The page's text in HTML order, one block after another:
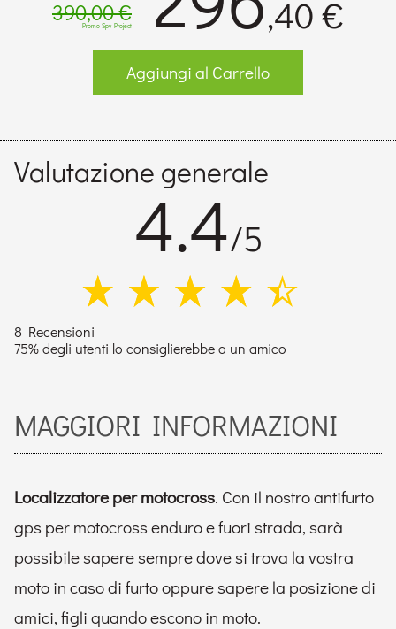
390,00 €
Promo Spy Project ,40 €
Aggiungi al Carrello
Valutazione generale
4.4/5
8 Recensioni
75% degli utenti lo consiglierebbe a un amico
MAGGIORI INFORMAZIONI
Localizzatore per motocross. Con il nostro antifurto
gps per motocross enduro e fuori strada, sarà
possibile sapere sempre dove si trova la vostra
moto in caso di furto oppure sapere la posizione di
amici, figli quando escono in moto.